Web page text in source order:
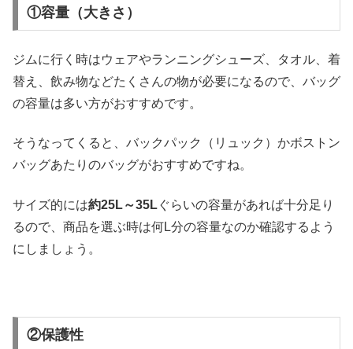
①容量（大きさ）
ジムに行く時はウェアやランニングシューズ、タオル、着
替え、飲み物などたくさんの物が必要になるので、バッグ
の容量は多い方がおすすめです。
そうなってくると、バックパック（リュック）かボストン
バッグあたりのバッグがおすすめですね。
サイズ的には約25L～35Lぐらいの容量があれば十分足り
るので、商品を選ぶ時は何L分の容量なのか確認するよう
にしましょう。
②保護性